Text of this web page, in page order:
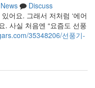
News
Discuss
어요. 그래서 저처럼 ‘에어
. 사실 처음엔 “요즘도 선풍
35348206/선풍기-